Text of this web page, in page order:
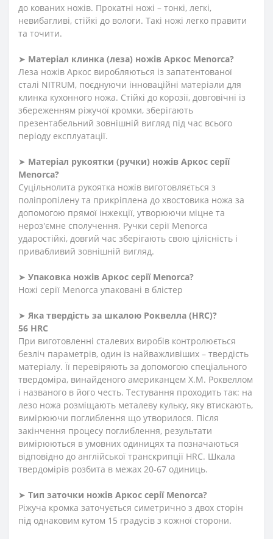
до кованих ножів. Прокатні ножі – тонкі, легкі,
невибагливі, стійкі до вологи. Такі ножі легко правити
та точити.
➤ Матеріал клинка (леза) ножів Аркос Menorca?
Леза ножів Аркос виробляються із запатентованої
сталі NITRUM, поєднуючи інноваційні матеріали для
клинка кухонного ножа. Стійкі до корозії, довговічні із
збереженням ріжучої кромки, зберігають
презентабельний зовнішній вигляд під час всього
періоду експлуатації.
➤ Матеріал рукоятки (ручки) ножів Аркос серії
Menorca?
Суцільнолита рукоятка ножів виготовляється з
поліпропілену та прикріплена до хвостовика ножа за
допомогою прямої інжекції, утворюючи міцне та
нероз'ємне сполучення. Ручки серії Menorca
ударостійкі, довгий час зберігають свою цілісність і
привабливий зовнішній вигляд.
➤ Упаковка ножів Аркос серії Menorca?
Ножі серії Menorca упаковані в блістер
➤ Яка твердість за шкалою Роквелла (HRC)?
56 HRC
При виготовленні сталевих виробів контролюється
безліч параметрів, один із найважливіших – твердість
матеріалу. Її перевіряють за допомогою спеціального
твердоміра, винайденого американцем Х.М. Роквеллом
і названого в його честь. Тестування проходить так: на
лезо ножа розміщають металеву кульку, яку втискають,
вимірюючи поглиблення що утворилося. Після
закінчення процесу поглиблення, результати
вимірюються в умовних одиницях та позначаються
відповідно до англійської транскрипції HRC. Шкала
твердомірів розбита в межах 20-67 одиниць.
➤ Тип заточки ножів Аркос серії Menorca?
Ріжуча кромка заточується симетрично з двох сторін
під однаковим кутом 15 градусів з кожної сторони.